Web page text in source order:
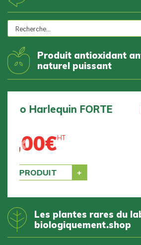
Produit antioxidant
naturel puissant
Fleur de CBD bio
VOIR LE PRODUIT
Previous
Les plantes rares du
biologiquement.shop